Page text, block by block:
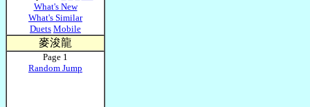
What's New
What's Similar
Duets Mobile
麥浚龍
Page 1
Random Jump